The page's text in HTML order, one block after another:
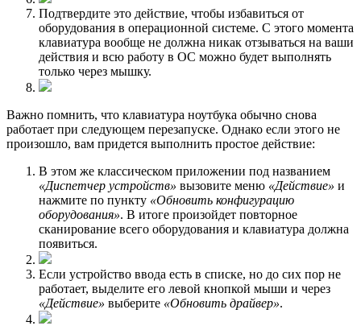
Подтвердите это действие, чтобы избавиться от
оборудования в операционной системе. С этого момента
клавиатура вообще не должна никак отзываться на ваши
действия и всю работу в ОС можно будет выполнять
только через мышку.
Важно помнить, что клавиатура ноутбука обычно снова
работает при следующем перезапуске. Однако если этого не
произошло, вам придется выполнить простое действие:
В этом же классическом приложении под названием
«Диспетчер устройств» вызовите меню «Действие» и
нажмите по пункту «Обновить конфигурацию
оборудования». В итоге произойдет повторное
сканирование всего оборудования и клавиатура должна
появиться.
Если устройство ввода есть в списке, но до сих пор не
работает, выделите его левой кнопкой мыши и через
«Действие» выберите «Обновить драйвер».